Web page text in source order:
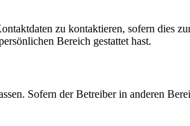
zu kontaktieren, sofern dies
Bereich gestattet hast.
Sofern der Betreiber in anderen